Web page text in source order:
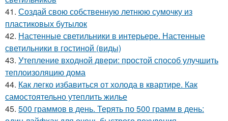
41. Создай свою собственную летнюю сумочку из
пластиковых бутылок
42. Настенные светильники в интерьере. Настенные
светильники в гостиной (виды)
43. Утепление входной двери: простой способ улучшить
теплоизоляцию дома
44. Как легко избавиться от холода в квартире. Как
самостоятельно утеплить жилье
45. 500 граммов в день. Терять по 500 грамм в день: